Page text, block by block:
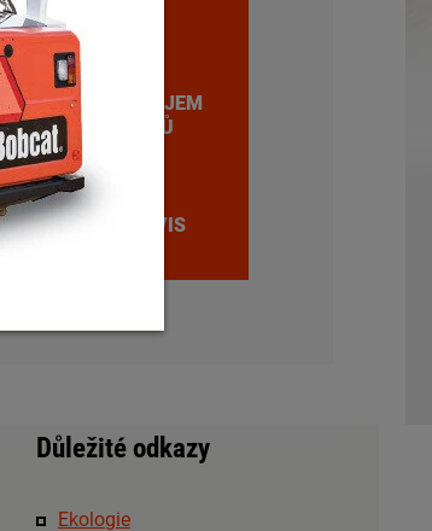
PRONÁJEM
STROJŮ
SERVIS
Důležité odkazy
Ekologie